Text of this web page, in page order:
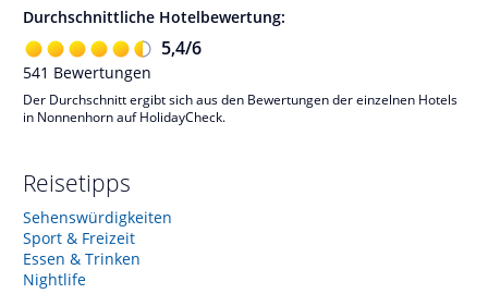
Durchschnittliche Hotelbewertung:
5,4/6
541 Bewertungen
Der Durchschnitt ergibt sich aus den Bewertungen der einzelnen Hotels
in Nonnenhorn auf HolidayCheck.
Reisetipps
Sehenswürdigkeiten
Sport & Freizeit
Essen & Trinken
Nightlife